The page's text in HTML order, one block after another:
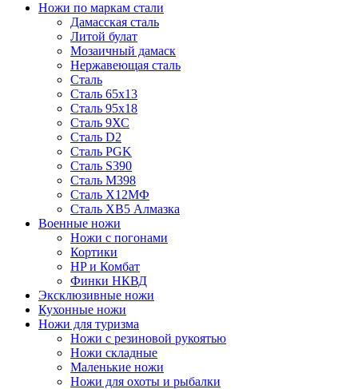
Ножи по маркам стали
Дамасская сталь
Литой булат
Мозаичный дамаск
Нержавеющая сталь
Сталь
Сталь 65х13
Сталь 95х18
Сталь 9ХС
Сталь D2
Сталь PGK
Сталь S390
Сталь M398
Сталь Х12МФ
Сталь ХВ5 Алмазка
Военные ножи
Ножи с погонами
Кортики
HP и Комбат
Финки НКВД
Эксклюзивные ножи
Кухонные ножи
Ножи для туризма
Ножи с резиновой рукоятью
Ножи складные
Маленькие ножи
Ножи для охоты и рыбалки